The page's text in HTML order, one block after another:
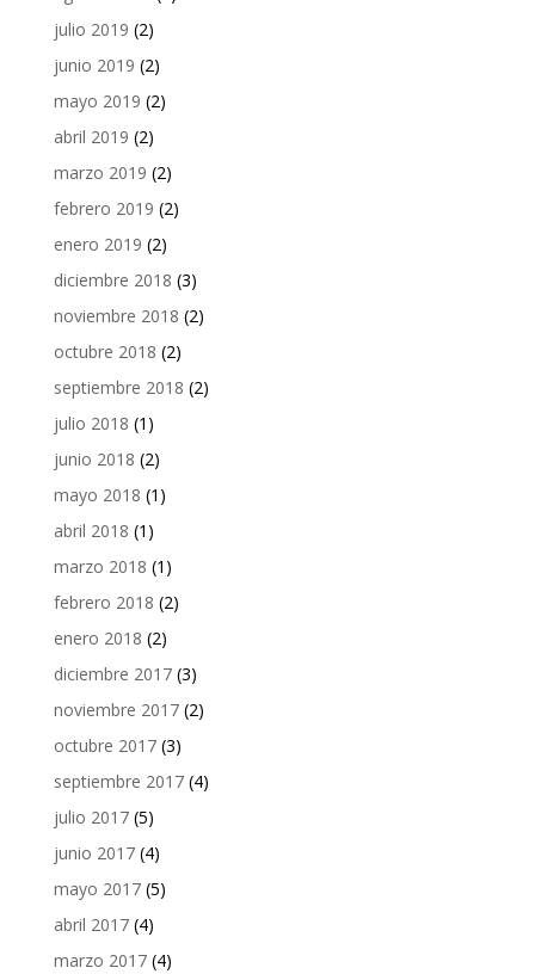
julio 2019 (2)
junio 2019 (2)
mayo 2019 (2)
abril 2019 (2)
marzo 2019 (2)
febrero 2019 (2)
enero 2019 (2)
diciembre 2018 (3)
noviembre 2018 (2)
octubre 2018 (2)
septiembre 2018 (2)
julio 2018 (1)
junio 2018 (2)
mayo 2018 (1)
abril 2018 (1)
marzo 2018 (1)
febrero 2018 (2)
enero 2018 (2)
diciembre 2017(3)
noviembre 2017(2)
octubre 2017(3)
septiembre 2017(4)
julio 2017(5)
junio 2017(4)
mayo 2017(5)
abril 2017(4)
marzo 2017(4)